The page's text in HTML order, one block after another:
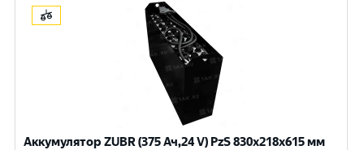
Аккумулятор ZUBR (375 Ач,24 V) PzS 830x218x615 мм